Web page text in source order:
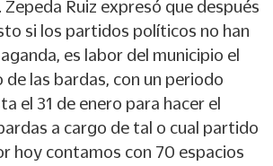
Zepeda Ruiz expresó que después
si los partidos políticos no han
es labor del municipio el
de las bardas, con un periodo
el 31 de enero para hacer el
a cargo de tal o cual partido
hoy contamos con 70 espacios